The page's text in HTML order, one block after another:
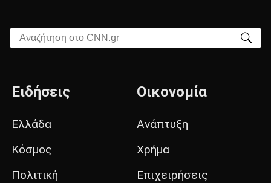
Αναζήτηση στο CNN.gr
Ειδήσεις
Ελλάδα
Κόσμος
Πολιτική
Οικονομία
Ανάπτυξη
Χρήμα
Επιχειρήσεις